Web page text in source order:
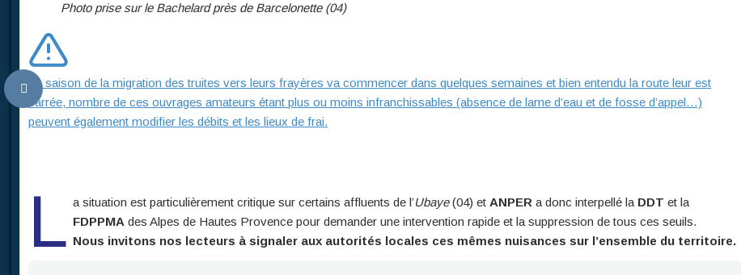
Photo prise sur le Bachelard près de Barcelonette (04)
La saison de la migration des truites vers leurs frayères va commencer dans quelques semaines et bien entendu la route leur est
barrée, nombre de ces ouvrages amateurs étant plus ou moins infranchissables (absence de lame d’eau et de fosse d’appel…)
peuvent également modifier les débits et les lieux de frai.
L a situation est particulièrement critique sur certains affluents de l’Ubaye(04) et ANPER a donc interpellé la DDT et la
FDPPMA des Alpes de Hautes Provence pour demander une intervention rapide et la suppression de tous ces seuils.
Nous invitons nos lecteurs à signaler aux autorités locales ces mêmes nuisances sur l’ensemble du territoire.